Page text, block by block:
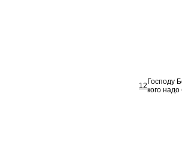
12 Господу
кого надо